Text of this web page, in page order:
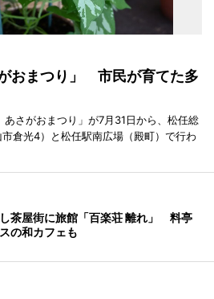
おまつり」 市民が育てた多
さがおまつり」が7月31日から、松任総
倉光4）と松任駅南広場（殿町）で行わ
茶屋街に旅館「百楽荘 離れ」 料亭
の和カフェも